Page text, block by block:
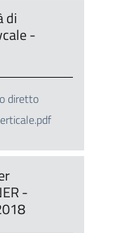
di
-
diretto
-